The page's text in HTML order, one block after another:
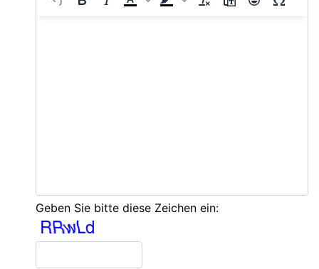
Geben Sie bitte diese Zeichen ein: